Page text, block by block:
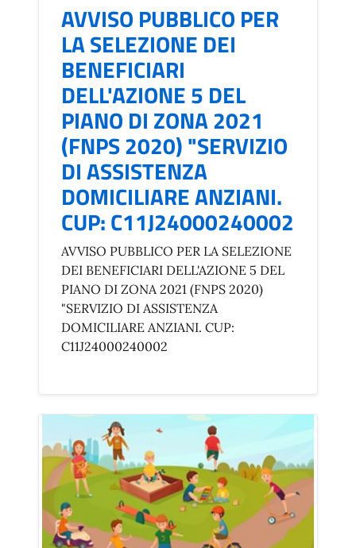
AVVISO PUBBLICO PER
LA SELEZIONE DEI
BENEFICIARI
DELL'AZIONE 5 DEL
PIANO DI ZONA 2021
(FNPS 2020) "SERVIZIO
DI ASSISTENZA
DOMICILIARE ANZIANI.
CUP: C11J24000240002
AVVISO PUBBLICO PER LA SELEZIONE
DEI BENEFICIARI DELL'AZIONE 5 DEL
PIANO DI ZONA 2021 (FNPS 2020)
"SERVIZIO DI ASSISTENZA
DOMICILIARE ANZIANI. CUP:
C11J24000240002